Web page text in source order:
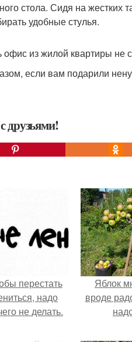
стола. Сидя на
удобные стулья.
офис из жилой квартиры
если вам подарили
друзьями!
перестать
надо
не делать.
Яблок
вроде